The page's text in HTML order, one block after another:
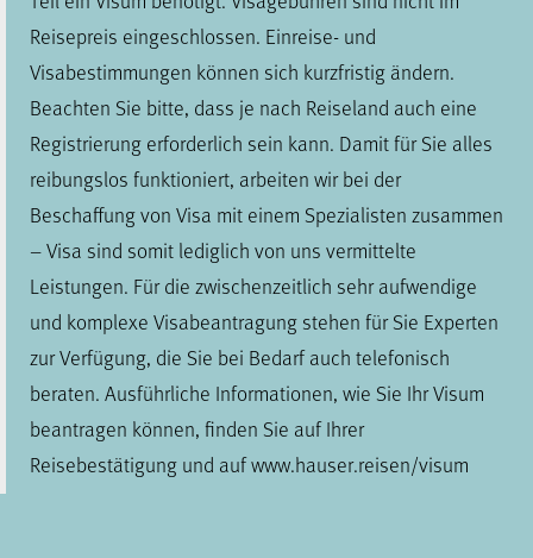
Reisepreis eingeschlossen. Einreise- und
Visabestimmungen können sich kurzfristig ändern.
Beachten Sie bitte, dass je nach Reiseland auch eine
Registrierung erforderlich sein kann. Damit für Sie alles
reibungslos funktioniert, arbeiten wir bei der
Beschaffung von Visa mit einem Spezialisten zusammen
– Visa sind somit lediglich von uns vermittelte
Leistungen. Für die zwischenzeitlich sehr aufwendige
und komplexe Visabeantragung stehen für Sie Experten
zur Verfügung, die Sie bei Bedarf auch telefonisch
beraten. Ausführliche Informationen, wie Sie Ihr Visum
beantragen können, finden Sie auf Ihrer
Reisebestätigung und auf www.hauser.reisen/visum